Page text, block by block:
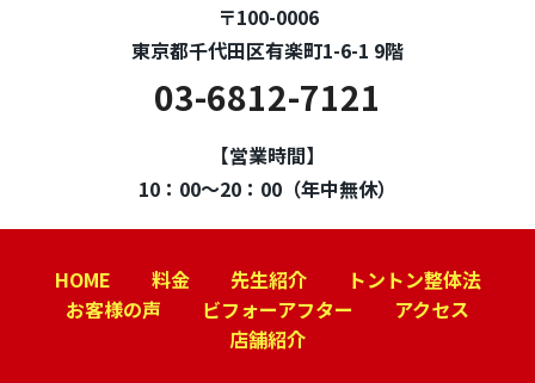
〒100-0006
東京都千代田区有楽町1-6-1 9階
03-6812-7121
【営業時間】
10：00～20：00（年中無休）
HOME 料金 先生紹介
トントン整体法
お客様の声
ビフォーアフター
アクセス
店舗紹介